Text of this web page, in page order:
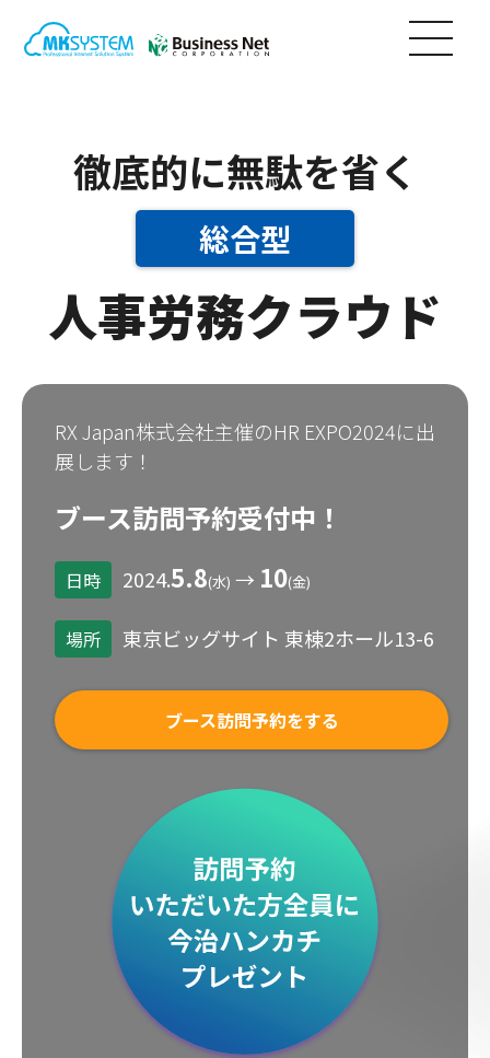
徹底的に無駄を省く
総合型
人事労務クラウド
RX Japan株式会社主催のHR EXPO2024に出
展します！
ブース訪問予約受付中！
日時 2024.5.8(水) → 10(金)
場所 東京ビッグサイト 東棟2ホール13-6
ブース訪問予約をする